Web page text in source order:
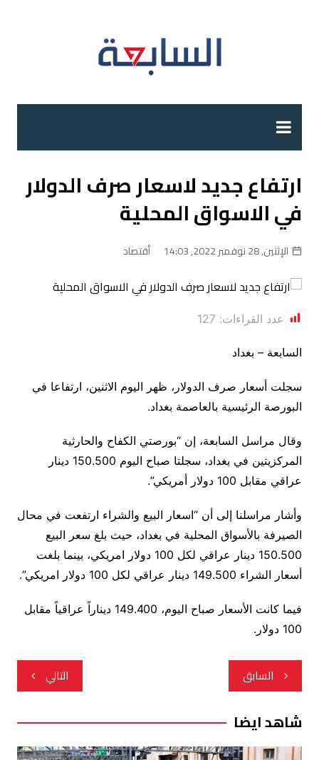
ارتفاع جديد لاسعار صرف الدولار
في الاسواق المحلية
الإثنين, 28 نوفمبر 2022, 14:03 أقتصاد
عدد القراءات: 127
السابعة – بغداد
سجلت أسعار صرف الدولار، ظهر اليوم الاثنين، ارتفاعا في
البورصة الرئيسية بالعاصمة بغداد.
وقال مراسل السابعة، إن “بورصتي الكفاح والحارثية
المركزيتين في بغداد، سجلتا صباح اليوم 150.500 دينار
عراقي مقابل 100 دولار أمريكي”.
وأشار مراسلنا إلى أن “اسعار البيع والشراء ارتفعت في محال
الصيرفة بالأسواق المحلية في بغداد، حيث بلغ سعر البيع
150.500 دينار عراقي لكل 100 دولار امريكي، بينما بلغت
أسعار الشراء 149.500 دينار عراقي لكل 100 دولار امريكي”.
فيما كانت الأسعار صباح اليوم، 149.400 ديناراً عراقياً مقابل
100 دولار.
تصفّح
المقالات
السابق التالي
شاهد ايضا